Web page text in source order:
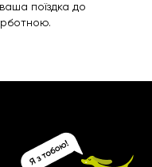
поїздка до